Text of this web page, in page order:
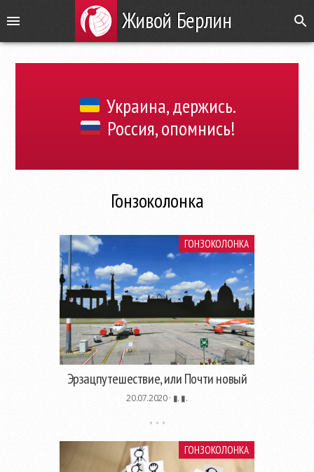
Живой Берлин
Украина, держись.
Россия, опомнись!
Гонзоколонка
ГОНЗОКОЛОНКА
Эрзацпутешествие, или Почти новый
20.07.2020 · ▮. ▮.
ГОНЗОКОЛОНКА